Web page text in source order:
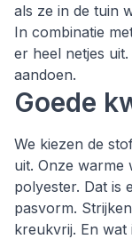
als ze in de tuin
In combinatie
er heel netjes
aandoen.
Goede
We kiezen de
uit. Onze warme
polyester. Dat is
pasvorm.
kreukvrij. En wat